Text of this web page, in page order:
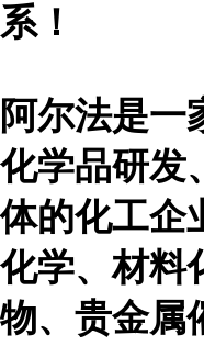
系！
阿尔法是一
化学品研发
体的化工企
化学、材料
物、贵金属